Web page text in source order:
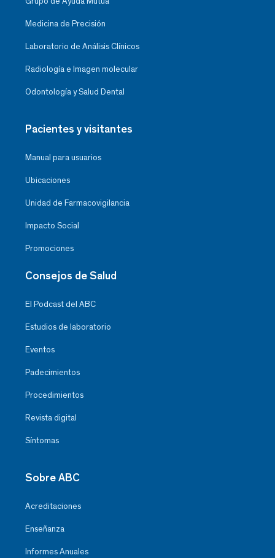
Medicina de Precisión
Laboratorio de Análisis Clínicos
Radiología e Imagen molecular
Odontología y Salud Dental
Pacientes y visitantes
Manual para usuarios
Ubicaciones
Unidad de Farmacovigilancia
Impacto Social
Promociones
Consejos de Salud
El Podcast del ABC
Estudios de laboratorio
Eventos
Padecimientos
Procedimientos
Revista digital
Síntomas
Sobre ABC
Acreditaciones
Enseñanza
Informes Anuales